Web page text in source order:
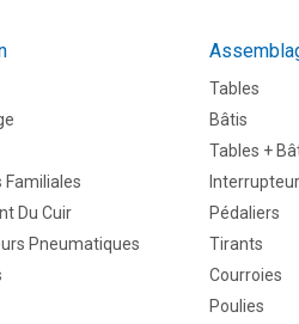
Familiales
Du Cuir
Pneumatiques
Tables
Bâtis
Tables +
Pédaliers
Tirants
Courroies
Poulies